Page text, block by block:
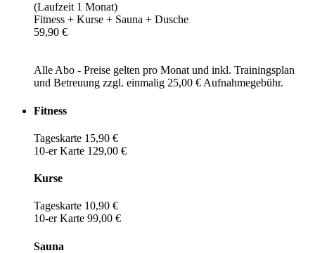
(Laufzeit 1 Monat)
Fitness + Kurse + Sauna + Dusche
59,90 €
Alle Abo - Preise gelten pro Monat und inkl. Trainingsplan
und Betreuung zzgl. einmalig 25,00 € Aufnahmegebühr.
Fitness
Tageskarte 15,90 €
10-er Karte 129,00 €
Kurse
Tageskarte 10,90 €
10-er Karte 99,00 €
Sauna